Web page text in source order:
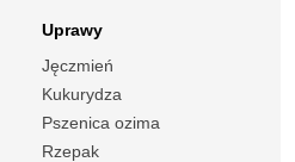
Uprawy
Jęczmień
Kukurydza
Pszenica ozima
Rzepak